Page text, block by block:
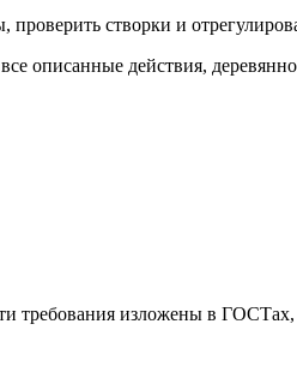
створки и
описанные действия,
требования изложены в